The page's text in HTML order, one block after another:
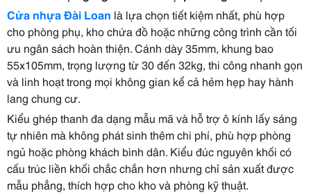
Cửa nhựa Đài Loan là lựa chọn tiết kiệm nhất, phù hợp
cho phòng phụ, kho chứa đồ hoặc những công trình cần tối
ưu ngân sách hoàn thiện. Cánh dày 35mm, khung bao
55x105mm, trọng lượng từ 30 đến 32kg, thi công nhanh gọn
và linh hoạt trong mọi không gian kể cả hẻm hẹp hay hành
lang chung cư.
Kiểu ghép thanh đa dạng mẫu mã và hỗ trợ ô kính lấy sáng
tự nhiên mà không phát sinh thêm chi phí, phù hợp phòng
ngủ hoặc phòng khách bình dân. Kiểu đúc nguyên khối có
cấu trúc liền khối chắc chắn hơn nhưng chỉ sản xuất được
mẫu phẳng, thích hợp cho kho và phòng kỹ thuật.